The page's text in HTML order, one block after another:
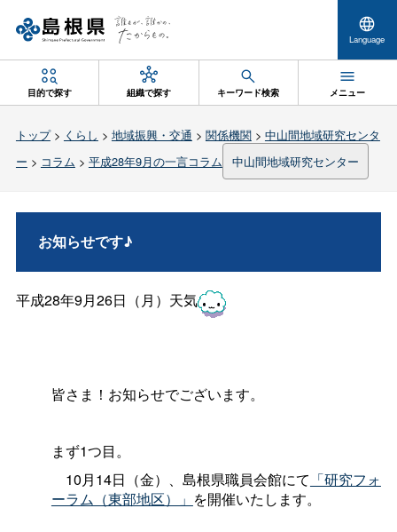
Language
目的で探す 組織で探す キーワード検索 メニュー
トップ> くらし > 地域振興・交通 > 関係機関> 中山間地域研究センタ
ー > コラム > 平成28年9月の一言コラム 中山間地域研究センター
お知らせです♪
平成28年9月26日（月）天気
皆さま！お知らせでございます。
まず1つ目。
10月14日（金）、島根県職員会館にて 「研究フォ
ーラム（東部地区）」 を開催いたします。